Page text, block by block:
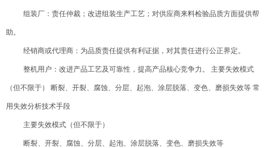
组装厂：责任仲裁；改进组装生产工艺；对供应商来料检验品质方面提供帮
助。
经销商或代理商：为品质责任提供有利证据，对其责任进行公正界定。
整机用户：改进产品工艺及可靠性，提高产品核心竞争力。 主要失效模式
（但不限于） 断裂、开裂、腐蚀、分层、起泡、涂层脱落、变色、磨损失效等 常
用 失效分析技术手段
主要失效模式（但不限于）
断裂、开裂、腐蚀、分层、起泡、涂层脱落、变色、磨损失效等